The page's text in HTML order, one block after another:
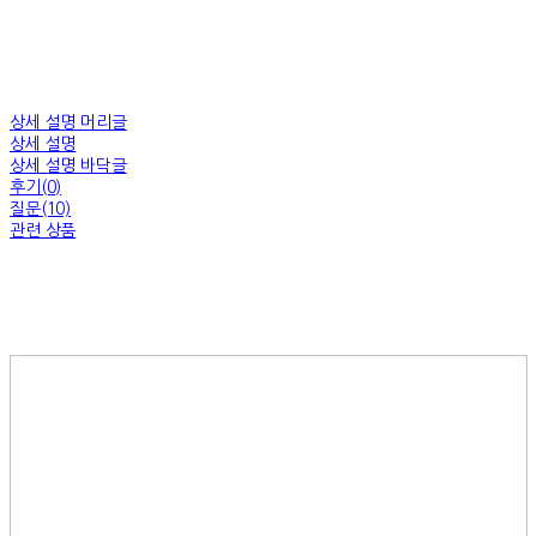
상세 설명 머리글
상세 설명
상세 설명 바닥글
후기(0)
질문(10)
관련 상품